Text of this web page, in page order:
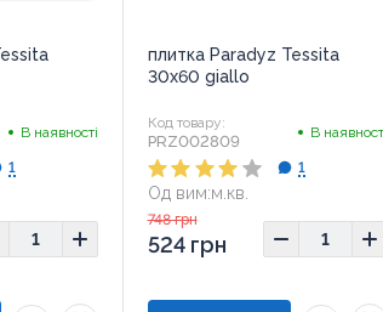
В наявності
1
плитка Paradyz Tessita
30x60 giallo
Код товару:
PRZ002809 В
Од вим:м.кв.
Розмір:
1
748 грн
524 грн